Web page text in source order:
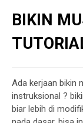
BIKIN
Ada kerjaan bikin
instruksional ?
biar lebih di